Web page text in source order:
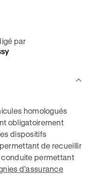
par
homologués
obligatoirement
dispositifs
de recueillir
conduite permettant
d’assurance